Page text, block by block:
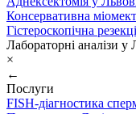
Консервативна
Гістероскопічна
Лабораторні аналізи у
×
←
Послуги
FISH-діагностика